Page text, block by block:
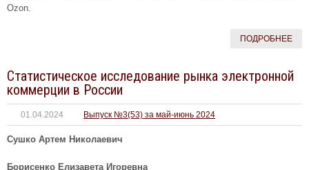
Ozon.
ПОДРОБНЕЕ
Статистическое исследование рынка электронной
коммерции в России
01.04.2024 Выпуск №3(53) за май-июнь 2024
Сушко Артем Николаевич
Борисенко Елизавета Игоревна